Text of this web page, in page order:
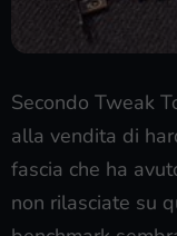
Secondo Tweak
alla vendita di
fascia che ha
non rilasciate su